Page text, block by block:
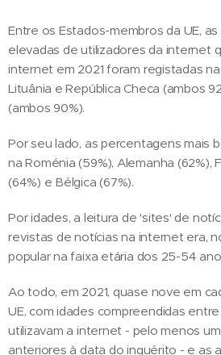
Entre os Estados-membros da UE,
elevadas de utilizadores da internet
internet em 2021 foram registadas na
Lituânia e República Checa (ambos
(ambos 90%).
Por seu lado, as percentagens mais
na Roménia (59%), Alemanha (62%),
(64%) e Bélgica (67%).
Por idades, a leitura de 'sites' de
revistas de notícias na internet era,
popular na faixa etária dos 25-54
Ao todo, em 2021, quase nove em
UE, com idades compreendidas
utilizavam a internet - pelo menos
anteriores à data do inquérito - e as